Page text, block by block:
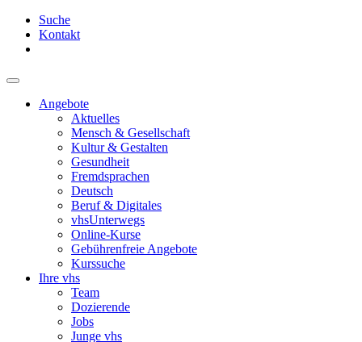
Suche
Kontakt
Angebote
Aktuelles
Mensch & Gesellschaft
Kultur & Gestalten
Gesundheit
Fremdsprachen
Deutsch
Beruf & Digitales
vhsUnterwegs
Online-Kurse
Gebührenfreie Angebote
Kurssuche
Ihre vhs
Team
Dozierende
Jobs
Junge vhs